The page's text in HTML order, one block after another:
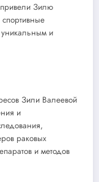
Зилю
уникальным и
Зили Валеевой
и
раковых
и методов